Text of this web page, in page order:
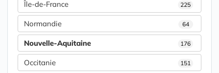
Île-de-France 225
Normandie 64
Nouvelle-Aquitaine 176
Occitanie 151